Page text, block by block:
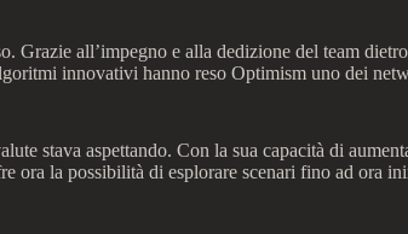
Grazie all’impegno e alla dedizione del team
innovativi hanno reso Optimism uno dei
stava aspettando. Con la sua capacità di
ora la possibilità di esplorare scenari fino ad